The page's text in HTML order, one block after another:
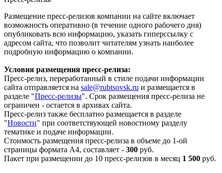
Размещение пресс-релизов компании на сайте включает
возможность оперативно (в течение одного рабочего дня)
опубликовать всю информацию, указать гиперссылку с
адресом сайта, что позволит читателям узнать наиболее
подробную информацию о компании.
Условия размещения пресс-релиза:
Пресс-релиз, переработанный в стиле подачи информации
сайта отправляется на sale@rubtsovsk.ru и размещается в
разделе "Пресс-релизы". Срок размещения пресс-релиза не
ограничен - остается в архивах сайта.
Пресс-релиз также бесплатно размещается в разделе
"Новости" при соответствующей новостному разделу
тематике и подаче информации.
Стоимость размещения пресс-релиза в объеме до 1-ой
страницы формата А4, составляет - 300 руб.
Пакет при размещении до 10 пресс-релизов в месяц 1 500 руб.